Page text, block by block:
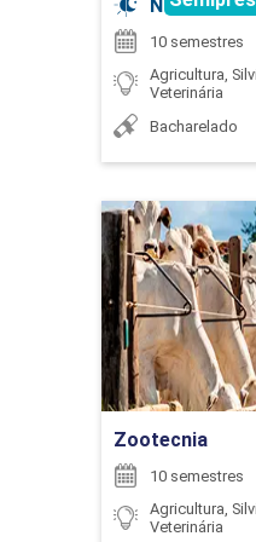
EXTENSÃO
Noturno
10 semestres
Agricultura,
Veterinária
Bacharelado
Zootecnia
10 semestres
Agricultura,
Veterinária
Ir para